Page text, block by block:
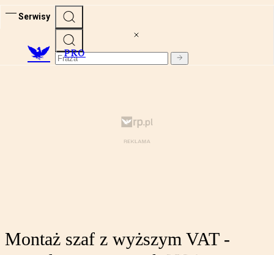
Serwisy
PRO
Montaż szaf z wyższym VAT -